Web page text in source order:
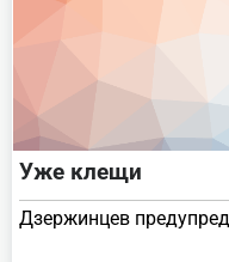
Уже клещи
Дзержинцев